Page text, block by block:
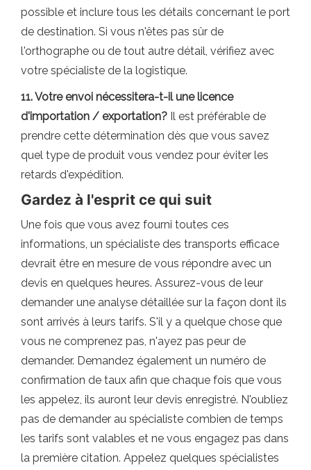
possible et inclure tous les détails concernant le port
de destination. Si vous n'êtes pas sûr de
l'orthographe ou de tout autre détail, vérifiez avec
votre spécialiste de la logistique.
11. Votre envoi nécessitera-t-il une licence
d'importation / exportation? Il est préférable de
prendre cette détermination dès que vous savez
quel type de produit vous vendez pour éviter les
retards d'expédition.
Gardez à l'esprit ce qui suit
Une fois que vous avez fourni toutes ces
informations, un spécialiste des transports efficace
devrait être en mesure de vous répondre avec un
devis en quelques heures. Assurez-vous de leur
demander une analyse détaillée sur la façon dont ils
sont arrivés à leurs tarifs. S'il y a quelque chose que
vous ne comprenez pas, n'ayez pas peur de
demander. Demandez également un numéro de
confirmation de taux afin que chaque fois que vous
les appelez, ils auront leur devis enregistré. N'oubliez
pas de demander au spécialiste combien de temps
les tarifs sont valables et ne vous engagez pas dans
la première citation. Appelez quelques spécialistes